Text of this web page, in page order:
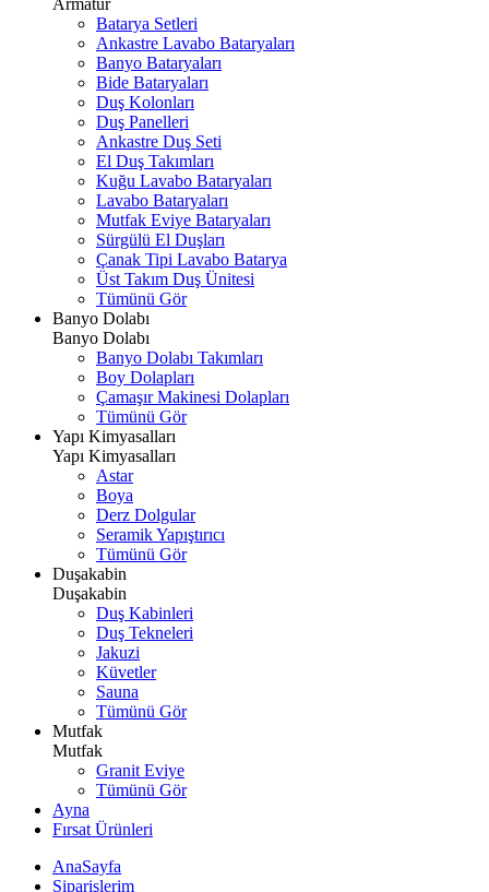
Armatür
Batarya Setleri
Ankastre Lavabo Bataryaları
Banyo Bataryaları
Bide Bataryaları
Duş Kolonları
Duş Panelleri
Ankastre Duş Seti
El Duş Takımları
Kuğu Lavabo Bataryaları
Lavabo Bataryaları
Mutfak Eviye Bataryaları
Sürgülü El Duşları
Çanak Tipi Lavabo Batarya
Üst Takım Duş Ünitesi
Tümünü Gör
Banyo Dolabı
Banyo Dolabı
Banyo Dolabı Takımları
Boy Dolapları
Çamaşır Makinesi Dolapları
Tümünü Gör
Yapı Kimyasalları
Yapı Kimyasalları
Astar
Boya
Derz Dolgular
Seramik Yapıştırıcı
Tümünü Gör
Duşakabin
Duşakabin
Duş Kabinleri
Duş Tekneleri
Jakuzi
Küvetler
Sauna
Tümünü Gör
Mutfak
Mutfak
Granit Eviye
Tümünü Gör
Ayna
Fırsat Ürünleri
AnaSayfa
Siparişlerim